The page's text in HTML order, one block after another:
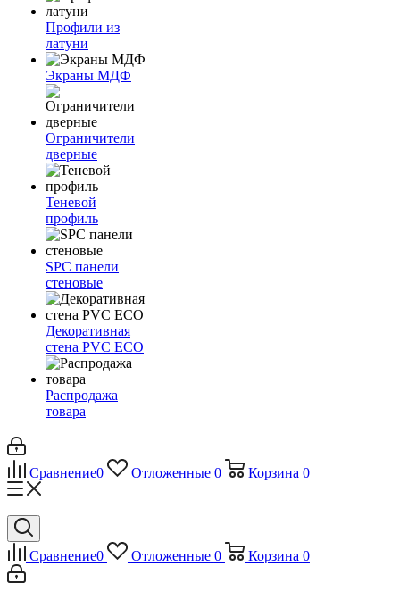
Профили из
латуни
Экраны МДФ
Ограничители
дверные
Теневой
профиль
SPC панели
стеновые
Декоративная
стена PVC ECO
Распродажа
товара
Сравнение0 Отложенные 0 Корзина 0
Сравнение0 Отложенные 0 Корзина 0